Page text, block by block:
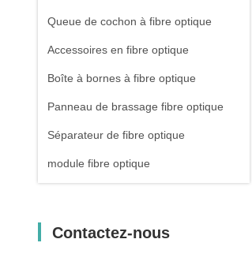
Queue de cochon à fibre optique
Accessoires en fibre optique
Boîte à bornes à fibre optique
Panneau de brassage fibre optique
Séparateur de fibre optique
module fibre optique
Contactez-nous